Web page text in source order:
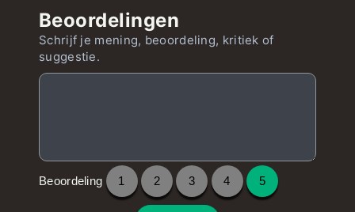
Beoordelingen
Schrijf je mening, beoordeling, kritiek of
suggestie.
Beoordeling 1 2 3 4 5